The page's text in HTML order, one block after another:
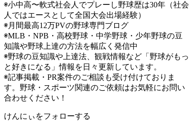
◉小中高〜軟式社会人でプレーし野球歴は30年（社会
人ではエースとして全国大会出場経験）
◉月間最高12万PVの野球専門ブログ
◉MLB・NPB・高校野球・中学野球・少年野球の豆
知識や野球上達の方法を幅広く発信中
◉野球の豆知識や上達法、観戦情報など「野球がもっ
と好きになる」情報を日々更新しています。
◉記事掲載・PR案件のご相談も受け付けておりま
す。野球・スポーツ関連のご依頼はお気軽にお問い
合わせください！
けんにぃをフォローする